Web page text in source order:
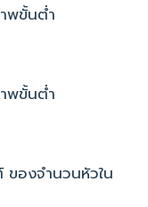
ขั้นต่ำ
ขั้นต่ำ
องจำนวนหัวใน